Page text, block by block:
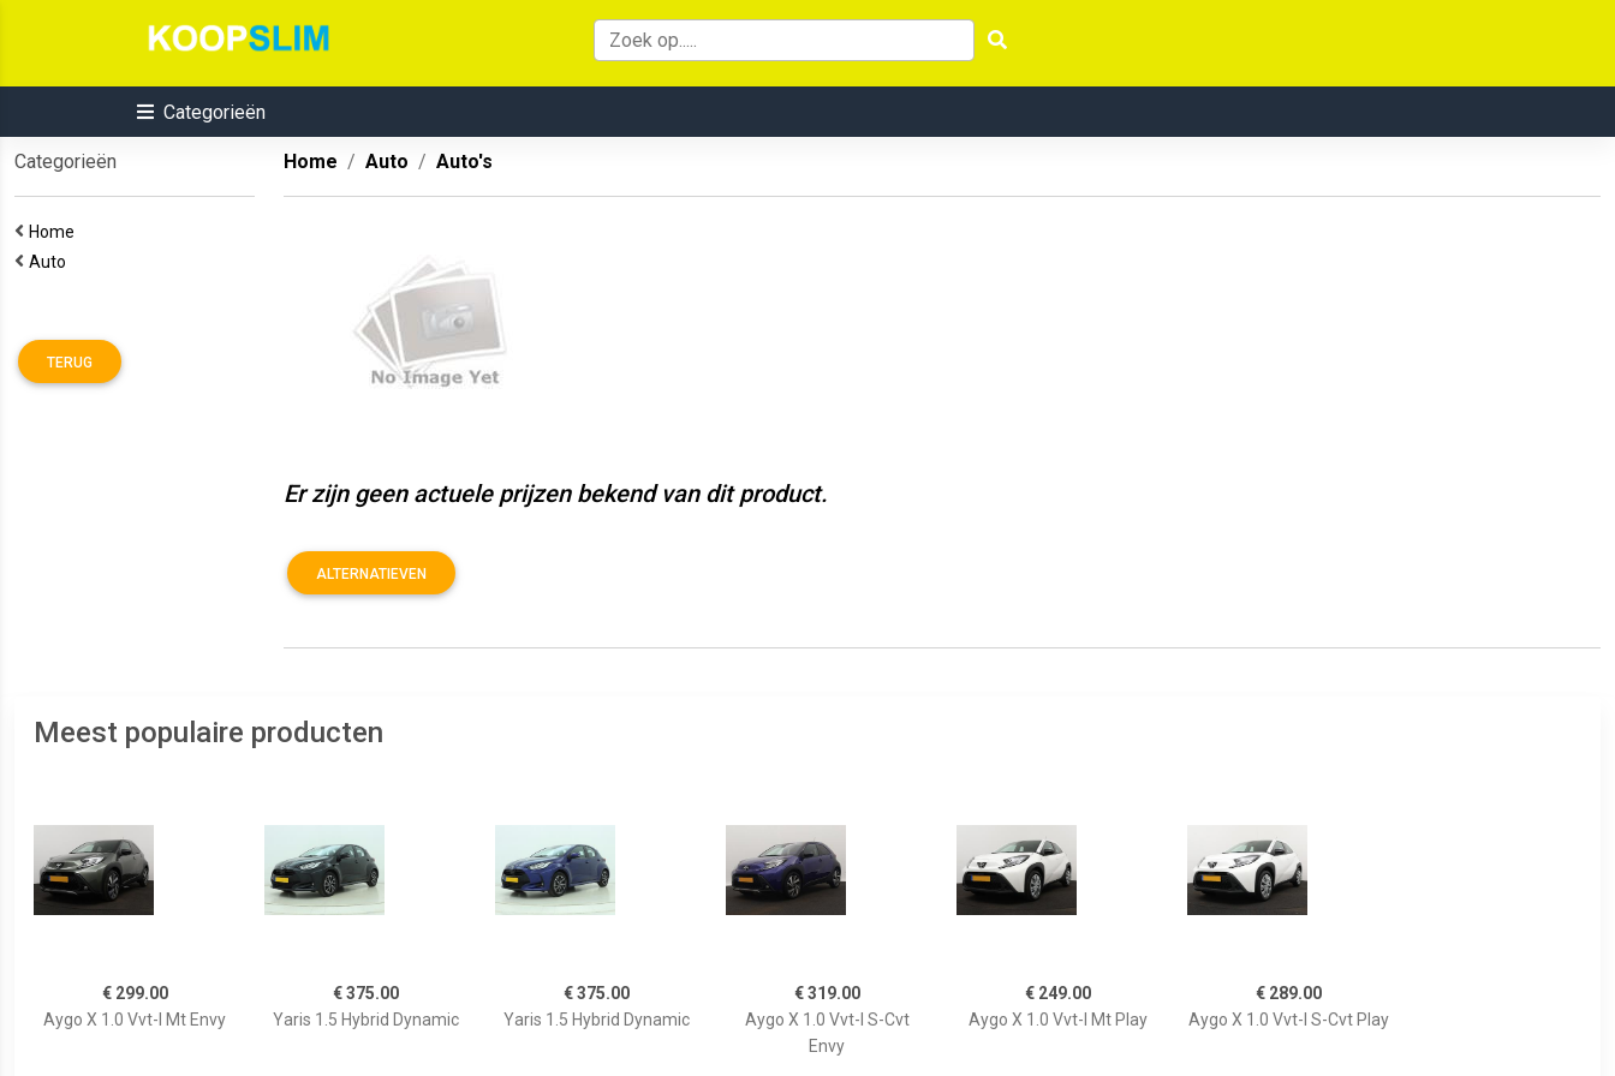
Categorieën
Categorieën
Home
Auto
TERUG
Home Auto Auto's
Er zijn geen actuele prijzen bekend van dit product.
ALTERNATIEVEN
Meest populaire producten
€ 299.00
Aygo X 1.0 Vvt-I Mt Envy
€ 375.00
Yaris 1.5 Hybrid Dynamic
€ 375.00
Yaris 1.5 Hybrid Dynamic
€ 319.00
Aygo X 1.0 Vvt-I S-Cvt
Envy
€ 249.00
Aygo X 1.0 Vvt-I Mt Play
€ 289.00
Aygo X 1.0 Vvt-I S-Cvt Play